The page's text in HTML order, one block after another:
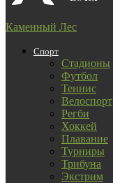
Каменный Лес
Спорт
Стадионы
Футбол
Теннис
Велоспорт
Регби
Хоккей
Плавание
Турниры
Трибуна
Экстрим